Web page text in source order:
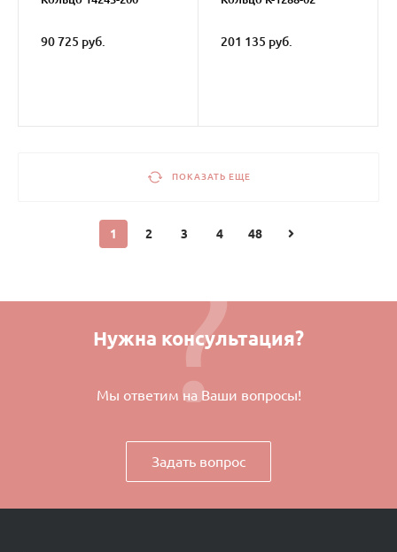
90 725 руб. 201 135 руб.
ПОКАЗАТЬ ЕЩЕ
1 2 3 4 48
Нужна консультация?
Мы ответим на Ваши вопросы!
Задать вопрос